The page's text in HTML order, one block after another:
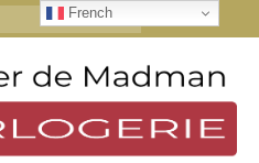
French